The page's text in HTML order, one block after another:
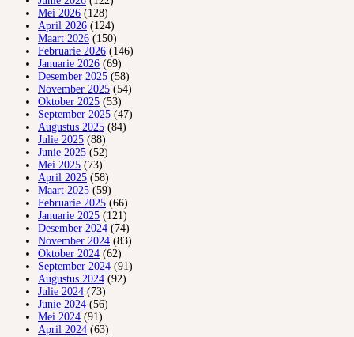
Mei 2026 (128)
April 2026 (124)
Maart 2026 (150)
Februarie 2026 (146)
Januarie 2026 (69)
Desember 2025 (58)
November 2025 (54)
Oktober 2025 (53)
September 2025 (47)
Augustus 2025 (84)
Julie 2025 (88)
Junie 2025 (52)
Mei 2025 (73)
April 2025 (58)
Maart 2025 (59)
Februarie 2025 (66)
Januarie 2025 (121)
Desember 2024 (74)
November 2024 (83)
Oktober 2024 (62)
September 2024 (91)
Augustus 2024 (92)
Julie 2024 (73)
Junie 2024 (56)
Mei 2024 (91)
April 2024 (63)